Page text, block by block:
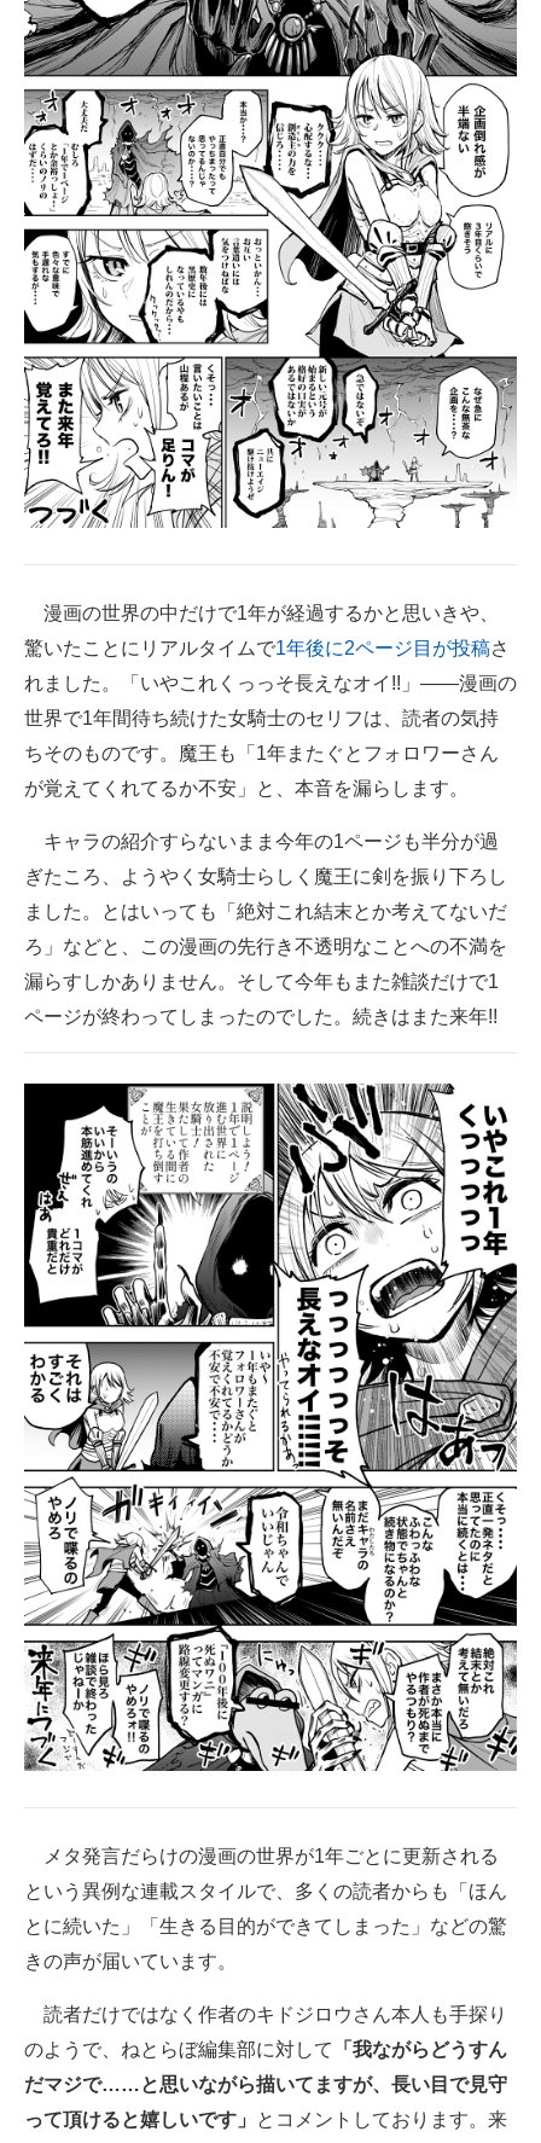
漫画の世界の中だけで1年が経過するかと思いきや、
驚いたことにリアルタイムで1年後に2ページ目が投稿さ
れました。「いやこれくっっそ長えなオイ!!」――漫画の
世界で1年間待ち続けた女騎士のセリフは、読者の気持
ちそのものです。魔王も「1年またぐとフォロワーさん
が覚えてくれてるか不安」と、本音を漏らします。
キャラの紹介すらないまま今年の1ページも半分が過
ぎたころ、ようやく女騎士らしく魔王に剣を振り下ろし
ました。とはいっても「絶対これ結末とか考えてないだ
ろ」などと、この漫画の先行き不透明なことへの不満を
漏らすしかありません。そして今年もまた雑談だけで1
ページが終わってしまったのでした。続きはまた来年!!
メタ発言だらけの漫画の世界が1年ごとに更新される
という異例な連載スタイルで、多くの読者からも「ほん
とに続いた」「生きる目的ができてしまった」などの驚
きの声が届いています。
読者だけではなく作者のキドジロウさん本人も手探り
のようで、ねとらぼ編集部に対して
「我ながらどうすん
だマジで……と思いながら描いてますが、長い目で見守
って頂けると嬉しいです」
とコメントしております。来